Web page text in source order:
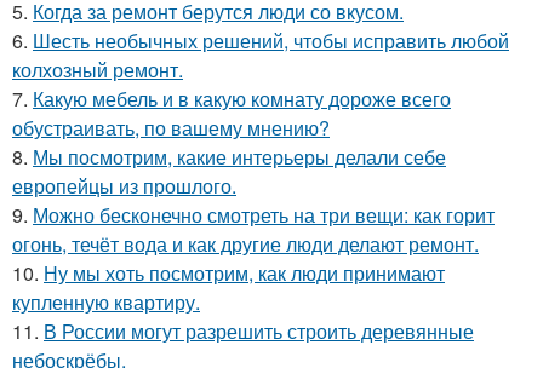
5. Когда за ремонт берутся люди со вкусом.
6. Шесть необычных решений, чтобы исправить любой
колхозный ремонт.
7. Какую мебель и в какую комнату дороже всего
обустраивать, по вашему мнению?
8. Мы посмотрим, какие интерьеры делали себе
европейцы из прошлого.
9. Можно бесконечно смотреть на три вещи: как горит
огонь, течёт вода и как другие люди делают ремонт.
10. Ну мы хоть посмотрим, как люди принимают
купленную квартиру.
11. В России могут разрешить строить деревянные
небоскрёбы.